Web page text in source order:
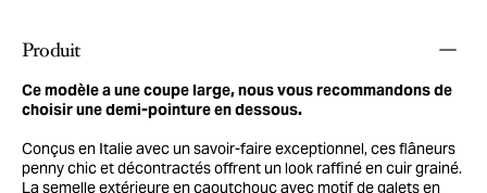
Produit
Ce modèle a une coupe large, nous vous recommandons de
choisir une demi-pointure en dessous.
Conçus en Italie avec un savoir-faire exceptionnel, ces flâneurs
penny chic et décontractés offrent un look raffiné en cuir grainé.
La semelle extérieure en caoutchouc avec motif de galets en